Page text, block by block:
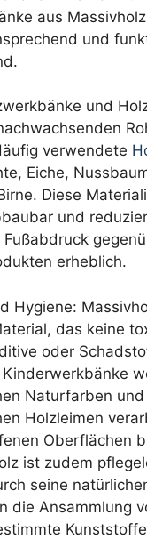
aus
und
und
verwendete
Eiche,
Diese
und
Fußabdruck
erheblich.
Hygiene:
das keine
oder
Naturfarben und
Holzleimen
Oberflächen
ist zudem
seine
die Ansammlung